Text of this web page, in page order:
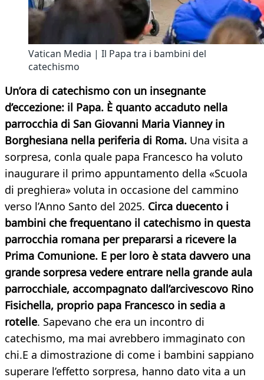
Vatican Media | Il Papa tra i bambini del
catechismo
Un’ora di catechismo con un insegnante
d’eccezione: il Papa. È quanto accaduto nella
parrocchia di San Giovanni Maria Vianney in
Borghesiana nella periferia di Roma. Una visita a
sorpresa, conla quale papa Francesco ha voluto
inaugurare il primo appuntamento della «Scuola
di preghiera» voluta in occasione del cammino
verso l’Anno Santo del 2025. Circa duecento i
bambini che frequentano il catechismo in questa
parrocchia romana per prepararsi a ricevere la
Prima Comunione. E per loro è stata davvero una
grande sorpresa vedere entrare nella grande aula
parrocchiale, accompagnato dall’arcivescovo Rino
Fisichella, proprio papa Francesco in sedia a
rotelle. Sapevano che era un incontro di
catechismo, ma mai avrebbero immaginato con
chi.E a dimostrazione di come i bambini sappiano
superare l’effetto sorpresa, hanno dato vita a un